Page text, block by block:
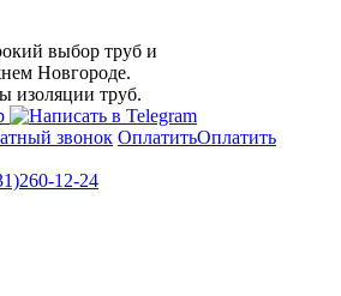
выбор труб и
Новгороде.
изоляции труб.
звонок ОплатитьОплатить
12-24